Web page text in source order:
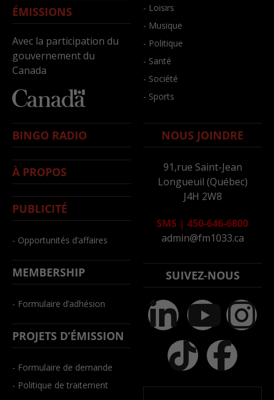
ÉMISSIONS
Avec la participation du
gouvernement du
Canada
- Loisirs
- Musique
- Politique
- Santé
- Société
- Sports
BINGO RADIO
À PROPOS
PUBLICITÉ
- Opportunités d’affaires
MEMBERSHIP
- Formulaire d’adhésion
PROJETS D’ÉMISSION
- Formulaire de demande
- Politique de traitement
NOUS JOINDRE
91,rue Saint-Jean
Longueuil (Québec)
J4H 2W8
SMS | 450-646-6800
admin@fm1033.ca
SUIVEZ-NOUS